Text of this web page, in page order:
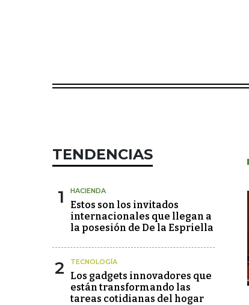
TENDENCIAS
1 HACIENDA
Estos son los invitados
internacionales que llegan a
la posesión de De la Espriella
2 TECNOLOGÍA
Los gadgets innovadores que
están transformando las
tareas cotidianas del hogar